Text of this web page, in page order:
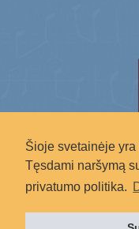
Šioje svetainėje
Tęsdami naršymą
privatumo politika.